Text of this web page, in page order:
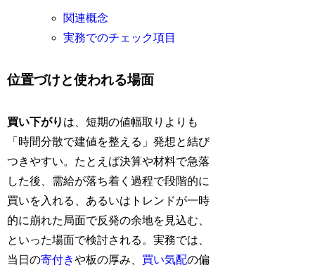
関連概念
実務でのチェック項目
位置づけと使われる場面
買い下がり は、短期の値幅取りよりも
「時間分散で建値を整える」発想と結び
つきやすい。たとえば決算や材料で急落
した後、需給が落ち着く過程で段階的に
買いを入れる、あるいはトレンドが一時
的に崩れた局面で反発の余地を見込む、
といった場面で検討される。実務では、
当日の寄付きや板の厚み、 買い気配の偏